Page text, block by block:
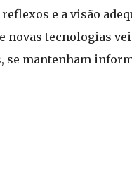
e a visão
novas tecnologias
mantenham